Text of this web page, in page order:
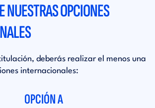
NUESTRAS OPCIONES
deberás realizar el menos una
internacionales:
OPCIÓN A